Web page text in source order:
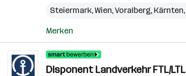
Steiermark,Wien,Voralberg, Kärnten,
Merken
Disponent Landverkehr FTL/